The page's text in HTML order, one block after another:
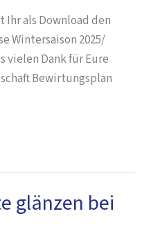
als Download den
Wintersaison 2025/
vielen Dank für Eure
Bewirtungsplan
glänzen bei